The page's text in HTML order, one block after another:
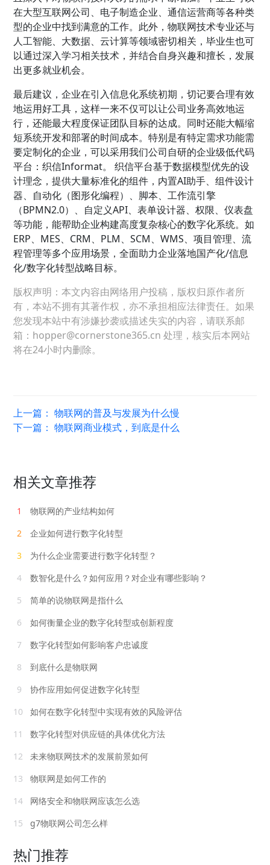
在大型互联网公司、电子制造企业、通信运营商等各种类
型的企业中找到满意的工作。此外，物联网技术专业还与
人工智能、大数据、云计算等领域密切相关，毕业生也可
以通过深入学习相关技术，并结合自身兴趣和擅长，发展
出更多就业机会。
最后建议，企业在引入信息化系统初期，切记要合理有效
地运用好工具，这样一来不仅可以让公司业务高效地运
行，还能最大程度保证团队目标的达成。同时还能大幅缩
短系统开发和部署的时间成本。特别是有特定需求功能需
要定制化的企业，可以采用我们公司自研的企业级低代码
平台：织信Informat。 织信平台基于数据模型优先的设
计理念，提供大量标准化的组件，内置AI助手、组件设计
器、自动化（图形化编程）、脚本、工作流引擎
（BPMN2.0）、自定义API、表单设计器、权限、仪表盘
等功能，能帮助企业构建高度复杂核心的数字化系统。如
ERP、MES、CRM、PLM、SCM、WMS、项目管理、流
程管理等多个应用场景，全面助力企业落地国产化/信息
化/数字化转型战略目标。
版权声明：本文内容由网络用户投稿，版权归原作者所
有，本站不拥有其著作权，亦不承担相应法律责任。如果
您发现本站中有涉嫌抄袭或描述失实的内容，请联系邮
箱：hopper@cornerstone365.cn 处理，核实后本网站
将在24小时内删除。
上一篇：物联网的普及与发展为什么慢
下一篇：物联网商业模式，到底是什么
相关文章推荐
1
物联网的产业结构如何
2
企业如何进行数字化转型
3
为什么企业需要进行数字化转型？
4
数智化是什么？如何应用？对企业有哪些影响？
5
简单的说物联网是指什么
6
如何衡量企业的数字化转型或创新程度
7
数字化转型如何影响客户忠诚度
8
到底什么是物联网
9
协作应用如何促进数字化转型
10
如何在数字化转型中实现有效的风险评估
11
数字化转型对供应链的具体优化方法
12
未来物联网技术的发展前景如何
13
物联网是如何工作的
14
网络安全和物联网应该怎么选
15
g7物联网公司怎么样
热门推荐